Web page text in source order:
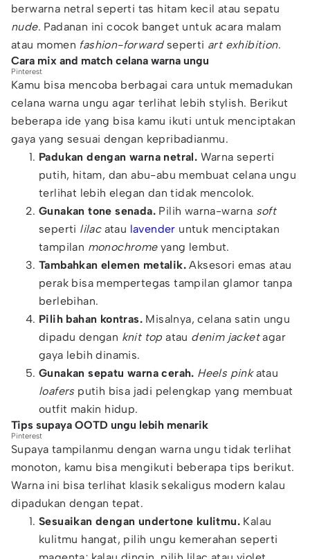
berwarna netral seperti tas hitam kecil atau sepatu
nude. Padanan ini cocok banget untuk acara malam
atau momen fashion-forwardseperti art exhibition.
Cara mix and match celana warna ungu
Pinterest
Kamu bisa mencoba berbagai cara untuk memadukan
celana warna ungu agar terlihat lebih stylish. Berikut
beberapa ide yang bisa kamu ikuti untuk menciptakan
gaya yang sesuai dengan kepribadianmu.
Padukan dengan warna netral. Warna seperti
putih, hitam, dan abu-abu membuat celana ungu
terlihat lebih elegan dan tidak mencolok.
Gunakan tone senada. Pilih warna-warna soft
seperti lilac atau lavender untuk menciptakan
tampilan monochromeyang lembut.
Tambahkan elemen metalik. Aksesori emas atau
perak bisa mempertegas tampilan glamor tanpa
berlebihan.
Pilih bahan kontras. Misalnya, celana satin ungu
dipadu dengan knit top atau denim jacketagar
gaya lebih dinamis.
Gunakan sepatu warna cerah. Heels pinkatau
loafersputih bisa jadi pelengkap yang membuat
outfit makin hidup.
Tips supaya OOTD ungu lebih menarik
Pinterest
Supaya tampilanmu dengan warna ungu tidak terlihat
monoton, kamu bisa mengikuti beberapa tips berikut.
Warna ini bisa terlihat klasik sekaligus modern kalau
dipadukan dengan tepat.
Sesuaikan dengan undertone kulitmu. Kalau
kulitmu hangat, pilih ungu kemerahan seperti